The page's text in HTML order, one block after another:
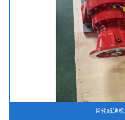
齿轮减速机